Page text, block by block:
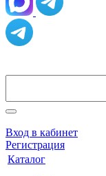
Вход в кабинет
Регистрация
Каталог